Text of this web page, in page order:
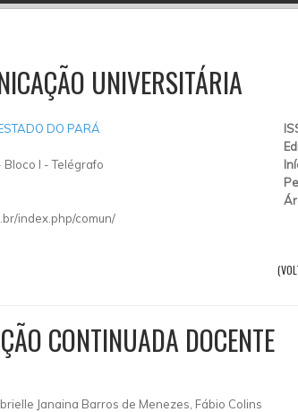
UNIVERSITÁRIA
DO PARÁ
Bloco I -Telégrafo
index.php/comun/
CONTINUADA DOCENTE
Janaina Barros de Menezes, Fábio Colins